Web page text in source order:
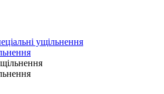
ущільнення